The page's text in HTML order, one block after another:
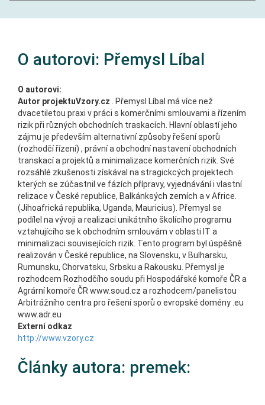
O autorovi: Přemysl Líbal
O autorovi:
Autor projektuVzory.cz . Přemysl Líbal má více než
dvacetiletou praxi v práci s komerčními smlouvami a řízením
rizik při různých obchodních traskacích. Hlavní oblastí jeho
zájmu je především alternativní způsoby řešení sporů
(rozhodčí řízení) , právní a obchodní nastavení obchodních
transkací a projektů a minimalizace komerčních rizik. Své
rozsáhlé zkušenosti získával na stragickcých projektech
kterých se zúčastnil ve fázích přípravy, vyjednávání i vlastní
relizace v České republice, Balkánksých zemích a v Africe.
(Jihoafrická republika, Uganda, Mauricius). Přemysl se
podílel na vývoji a realizaci unikátního školícího programu
vztahujícího se k obchodním smlouvám v oblasti IT a
minimalizaci souvisejících rizik. Tento program byl úspěšně
realizován v České republice, na Slovensku, v Bulharsku,
Rumunsku, Chorvatsku, Srbsku a Rakousku. Přemysl je
rozhodcem Rozhodčího soudu při Hospodářské komoře ČR a
Agrární komoře ČR www.soud.cz a rozhodcem/panelistou
Arbitrážního centra pro řešení sporů o evropské domény .eu
www.adr.eu
Externí odkaz
http://www.vzory.cz
Články autora: premek: